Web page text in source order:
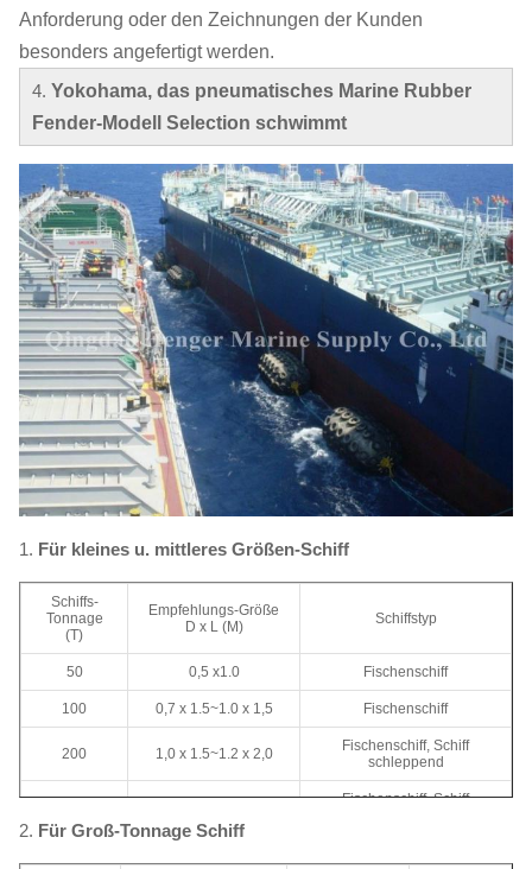
Anforderung oder den Zeichnungen der Kunden
besonders angefertigt werden.
4. Yokohama, das pneumatisches Marine Rubber
Fender-Modell Selection schwimmt
1. Für kleines u. mittleres Größen-Schiff
Schiffs-
Tonnage
(T)
Empfehlungs-Größe
D x L (M)
Schiffstyp
50 0,5 x1.0 Fischenschiff
100 0,7 x 1.5~1.0 x 1,5 Fischenschiff
200 1,0 x 1.5~1.2 x 2,0
Fischenschiff, Schiff
schleppend
Fischenschiff, Schiff
1000 1,5 x 2.5~1.5 x 3,0
2. Für Groß-Tonnage Schiff